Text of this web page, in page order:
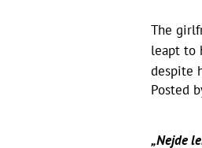
The
leapt to
despite
Posted
„Nejde